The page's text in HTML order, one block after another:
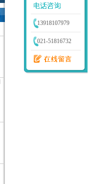
13918107979
021-51816732